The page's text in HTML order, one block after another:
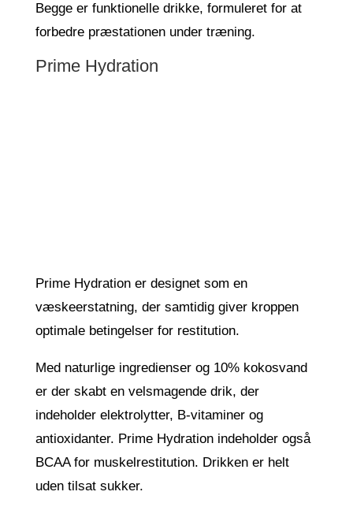
Begge er funktionelle drikke, formuleret for at
forbedre præstationen under træning.
Prime Hydration
Prime Hydration er designet som en
væskeerstatning, der samtidig giver kroppen
optimale betingelser for restitution.
Med naturlige ingredienser og 10% kokosvand
er der skabt en velsmagende drik, der
indeholder elektrolytter, B-vitaminer og
antioxidanter. Prime Hydration indeholder også
BCAA for muskelrestitution. Drikken er helt
uden tilsat sukker.